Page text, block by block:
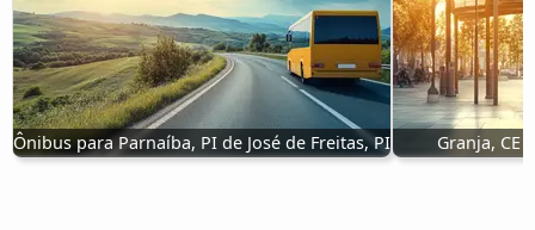
Ônibus para Parnaíba, PI de José de Freitas, PI Granja, CE